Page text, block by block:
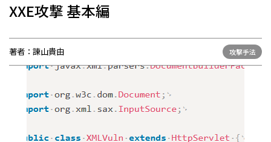
XXE攻撃 基本編
著者： 諌山貴由 攻撃手法